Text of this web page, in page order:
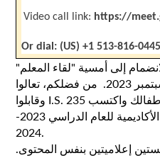
Video call link: https://
Or dial: ‪(US) +1 513-816-0445
إلى أمسية "لقاء المعلم"
الافتراضية يوم الخميس 21 سبتمبر 2023. من فضلكم، تعالوا
وقابلوا I.S. 235 فريقًا مدرسيًا وطفلك/معلمي أطفالك واكتسب
بعض المعرفة حول التوقعات الأكاديمية للعام الدراسي 2023-
2024.
إعلاميتين بنفس المحتوى.